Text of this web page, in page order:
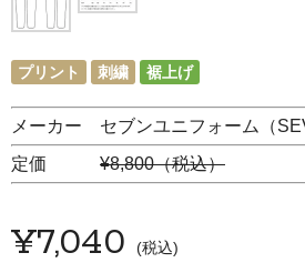
プリント 刺繍 裾上げ
メーカー セブンユニフォーム（
定価 ¥8,800（税込）
¥7,040 税込